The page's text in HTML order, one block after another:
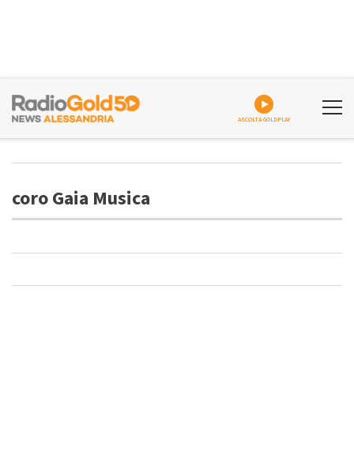
ASCOLTA GOLDPLAY
coro Gaia Musica